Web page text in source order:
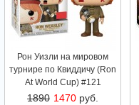
Рон Уизли на мировом
турнире по Квиддичу (Ron
At World Cup) #121
1890 1470 руб.